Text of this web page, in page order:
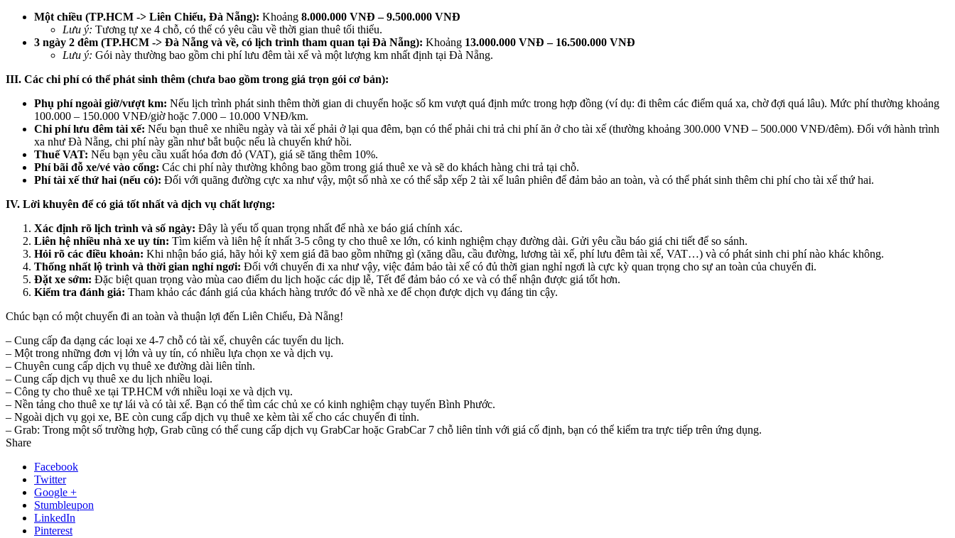
Một chiều (TP.HCM -> Liên Chiểu, Đà Nẵng): Khoảng 8.000.000 VNĐ – 9.500.000 VNĐ
Lưu ý: Tương tự xe 4 chỗ, có thể có yêu cầu về thời gian thuê tối thiểu.
3 ngày 2 đêm (TP.HCM -> Đà Nẵng và về, có lịch trình tham quan tại Đà Nẵng): Khoảng 13.000.000 VNĐ – 16.500.000 VNĐ
Lưu ý: Gói này thường bao gồm chi phí lưu đêm tài xế và một lượng km nhất định tại Đà Nẵng.
III. Các chi phí có thể phát sinh thêm (chưa bao gồm trong giá trọn gói cơ bản):
Phụ phí ngoài giờ/vượt km: Nếu lịch trình phát sinh thêm thời gian di chuyển hoặc số km vượt quá định mức trong hợp đồng (ví dụ: đi thêm các điểm quá xa, chờ đợi quá lâu). Mức phí thường khoảng
100.000 – 150.000 VNĐ/giờ hoặc 7.000 – 10.000 VNĐ/km.
Chi phí lưu đêm tài xế: Nếu bạn thuê xe nhiều ngày và tài xế phải ở lại qua đêm, bạn có thể phải chi trả chi phí ăn ở cho tài xế (thường khoảng 300.000 VNĐ – 500.000 VNĐ/đêm). Đối với hành trình
xa như Đà Nẵng, chi phí này gần như bắt buộc nếu là chuyến khứ hồi.
Thuế VAT: Nếu bạn yêu cầu xuất hóa đơn đỏ (VAT), giá sẽ tăng thêm 10%.
Phí bãi đỗ xe/vé vào cổng: Các chi phí này thường không bao gồm trong giá thuê xe và sẽ do khách hàng chi trả tại chỗ.
Phí tài xế thứ hai (nếu có): Đối với quãng đường cực xa như vậy, một số nhà xe có thể sắp xếp 2 tài xế luân phiên để đảm bảo an toàn, và có thể phát sinh thêm chi phí cho tài xế thứ hai.
IV. Lời khuyên để có giá tốt nhất và dịch vụ chất lượng:
Xác định rõ lịch trình và số ngày: Đây là yếu tố quan trọng nhất để nhà xe báo giá chính xác.
Liên hệ nhiều nhà xe uy tín: Tìm kiếm và liên hệ ít nhất 3-5 công ty cho thuê xe lớn, có kinh nghiệm chạy đường dài. Gửi yêu cầu báo giá chi tiết để so sánh.
Hỏi rõ các điều khoản: Khi nhận báo giá, hãy hỏi kỹ xem giá đã bao gồm những gì (xăng dầu, cầu đường, lương tài xế, phí lưu đêm tài xế, VAT…) và có phát sinh chi phí nào khác không.
Thống nhất lộ trình và thời gian nghỉ ngơi: Đối với chuyến đi xa như vậy, việc đảm bảo tài xế có đủ thời gian nghỉ ngơi là cực kỳ quan trọng cho sự an toàn của chuyến đi.
Đặt xe sớm: Đặc biệt quan trọng vào mùa cao điểm du lịch hoặc các dịp lễ, Tết để đảm bảo có xe và có thể nhận được giá tốt hơn.
Kiểm tra đánh giá: Tham khảo các đánh giá của khách hàng trước đó về nhà xe để chọn được dịch vụ đáng tin cậy.
Chúc bạn có một chuyến đi an toàn và thuận lợi đến Liên Chiểu, Đà Nẵng!
– Cung cấp đa dạng các loại xe 4-7 chỗ có tài xế, chuyên các tuyến du lịch.
– Một trong những đơn vị lớn và uy tín, có nhiều lựa chọn xe và dịch vụ.
– Chuyên cung cấp dịch vụ thuê xe đường dài liên tỉnh.
– Cung cấp dịch vụ thuê xe du lịch nhiều loại.
– Công ty cho thuê xe tại TP.HCM với nhiều loại xe và dịch vụ.
– Nền tảng cho thuê xe tự lái và có tài xế. Bạn có thể tìm các chủ xe có kinh nghiệm chạy tuyến Bình Phước.
– Ngoài dịch vụ gọi xe, BE còn cung cấp dịch vụ thuê xe kèm tài xế cho các chuyến đi tỉnh.
– Grab: Trong một số trường hợp, Grab cũng có thể cung cấp dịch vụ GrabCar hoặc GrabCar 7 chỗ liên tỉnh với giá cố định, bạn có thể kiểm tra trực tiếp trên ứng dụng.
Share
Facebook
Twitter
Google +
Stumbleupon
LinkedIn
Pinterest